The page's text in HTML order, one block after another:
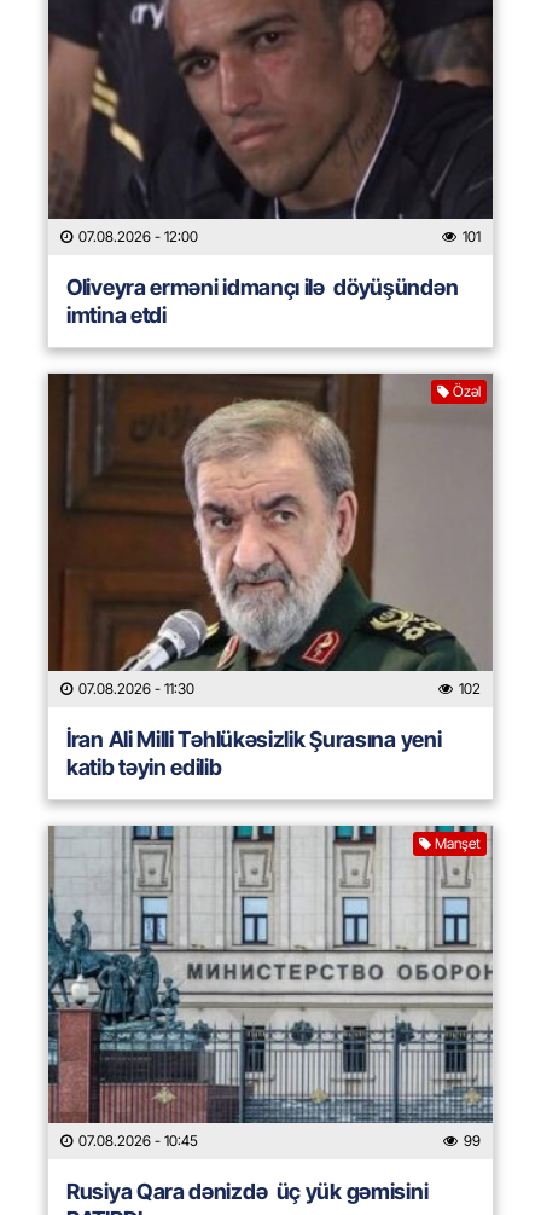
07.08.2026 - 12:00 101
Oliveyra erməni idmançı ilə döyüşündən
imtina etdi
Özəl
07.08.2026 - 11:30 102
İran Ali Milli Təhlükəsizlik Şurasına yeni
katib təyin edilib
Manşet
07.08.2026 - 10:45 99
Rusiya Qara dənizdə üç yük gəmisini